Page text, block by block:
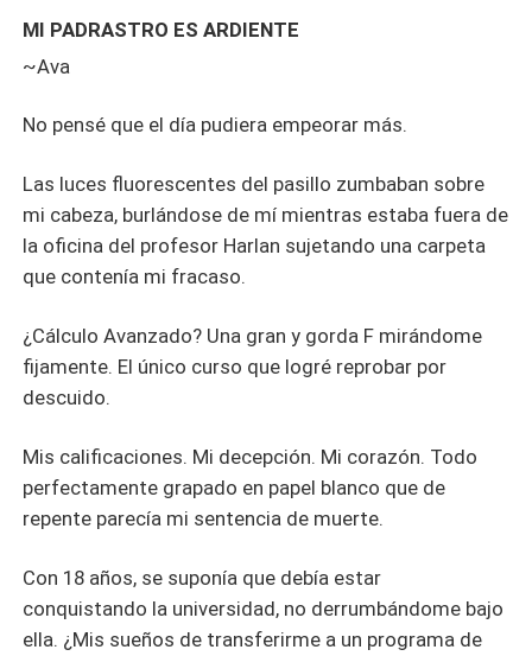
padrastro, profesor, el amigo de su padrastro, el doctor
papis. Entra cachonda, sal chorreando satisfacción.
tabú con diferencia de edad y dominación para gritar por
más.
MI PADRASTRO ES ARDIENTE
~Ava
No pensé que el día pudiera empeorar más.
Las luces fluorescentes del pasillo zumbaban sobre
mi cabeza, burlándose de mí mientras estaba fuera de
la oficina del profesor Harlan sujetando una carpeta
que contenía mi fracaso.
¿Cálculo Avanzado? Una gran y gorda F mirándome
fijamente. El único curso que logré reprobar por
descuido.
Mis calificaciones. Mi decepción. Mi corazón. Todo
perfectamente grapado en papel blanco que de
repente parecía mi sentencia de muerte.
Con 18 años, se suponía que debía estar
conquistando la universidad, no derrumbándome bajo
ella. ¿Mis sueños de transferirme a un programa de